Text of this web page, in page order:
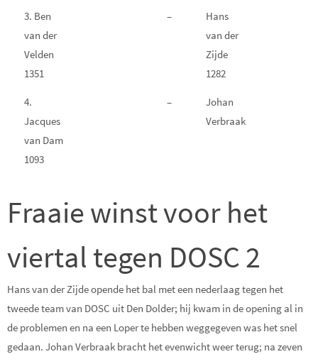
3. Ben
van der
Velden
1351
–
Hans
van der
Zijde
1282
4.
Jacques
van Dam
1093
–
Johan
Verbraak
Fraaie winst voor het
viertal tegen DOSC 2
Hans van der Zijde opende het bal met een nederlaag tegen het
tweede team van DOSC uit Den Dolder; hij kwam in de opening al in
de problemen en na een Loper te hebben weggegeven was het snel
gedaan. Johan Verbraak bracht het evenwicht weer terug; na zeven